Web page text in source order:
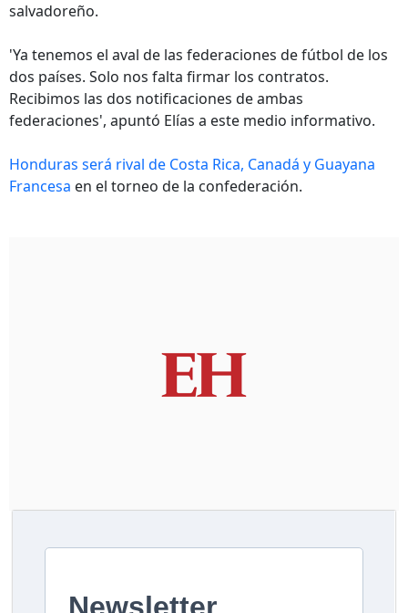
salvadoreño.
'Ya tenemos el aval de las federaciones de fútbol de los
dos países. Solo nos falta firmar los contratos.
Recibimos las dos notificaciones de ambas
federaciones', apuntó Elías a este medio informativo.
Honduras será rival de Costa Rica, Canadá y Guayana
Francesa en el torneo de la confederación.